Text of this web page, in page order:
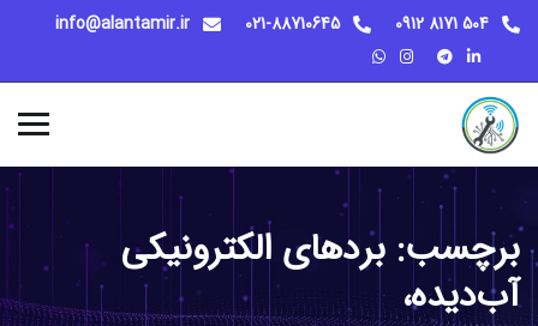
021-88710645
برچسب: بردهای الکترونیکی
آب‌دیده،